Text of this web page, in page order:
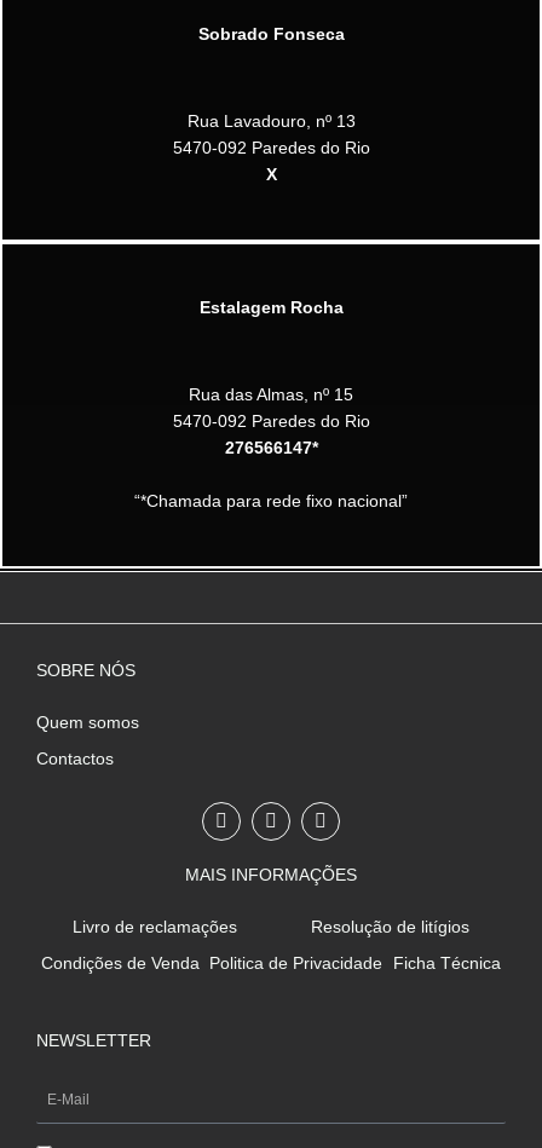
Sobrado Fonseca
Rua Lavadouro, nº 13
5470-092 Paredes do Rio
X
Estalagem Rocha
Rua das Almas, nº 15
5470-092 Paredes do Rio
276566147*
“*Chamada para rede fixo nacional”
SOBRE NÓS
Quem somos
Contactos
F
a
e
b
o
-
I
n
t
a
m
W
h
t
s
p
MAIS INFORMAÇÕES
Livro de reclamações
Resolução de litígios
Condições de Venda
Politica de Privacidade Ficha Técnica
NEWSLETTER